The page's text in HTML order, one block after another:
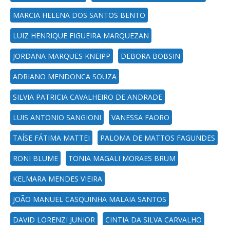
MARCIA HELENA DOS SANTOS BENTO
LUIZ HENRIQUE FIGUEIRA MARQUEZAN
JORDANA MARQUES KNEIPP DEBORA BOBSIN
ADRIANO MENDONCA SOUZA
SILVIA PATRICIA CAVALHEIRO DE ANDRADE
LUIS ANTONIO SANGIONI VANESSA FAORO
TAÍSE FÁTIMA MATTEI PALOMA DE MATTOS FAGUNDES
RONI BLUME TONIA MAGALI MORAES BRUM
KELMARA MENDES VIEIRA
JOÃO MANUEL CASQUINHA MALAIA SANTOS
DAVID LORENZI JUNIOR CINTIA DA SILVA CARVALHO